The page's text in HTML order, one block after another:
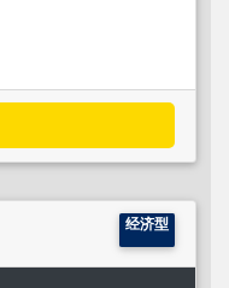
经济型